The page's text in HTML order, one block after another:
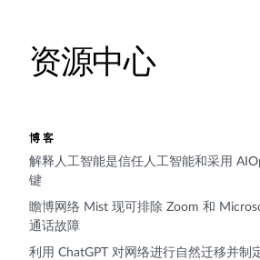
资源中心
博客
解释人工智能是信任人工智能和采用
键
瞻博网络 Mist 现可排除 Zoom 和
通话故障
利用 ChatGPT 对网络进行自然迁移并制